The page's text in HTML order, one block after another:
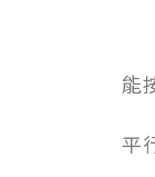
能
平